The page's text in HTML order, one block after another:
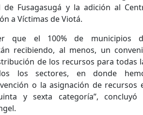
de Fusagasugá y la adición al
a Víctimas de Viotá.
que el 100% de municipios
recibiendo, al menos, un
de los recursos para todas
los sectores, en donde
o la asignación de recursos
y sexta categoría”, concluyó